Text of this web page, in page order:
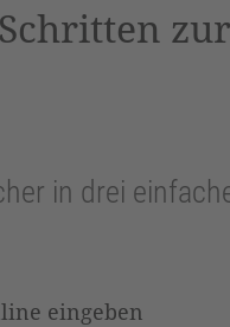
in drei
eingeben